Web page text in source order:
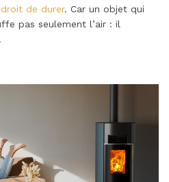
de durer. Car un objet qui
pas seulement l’air : il